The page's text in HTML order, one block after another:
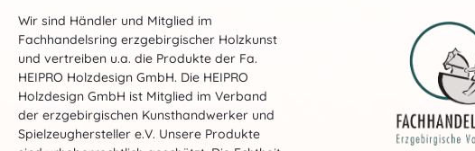
Wir sind Händler und Mitglied im
Fachhandelsring erzgebirgischer Holzkunst
und vertreiben u.a. die Produkte der Fa.
HEIPRO Holzdesign GmbH. Die HEIPRO
Holzdesign GmbH ist Mitglied im Verband
der erzgebirgischen Kunsthandwerker und
Spielzeughersteller e.V. Unsere Produkte